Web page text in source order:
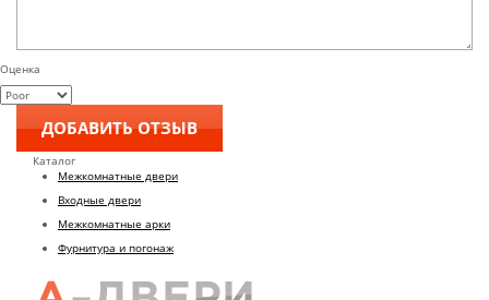
Оценка
Каталог
Межкомнатные двери
Входные двери
Межкомнатные арки
Фурнитура и погонаж